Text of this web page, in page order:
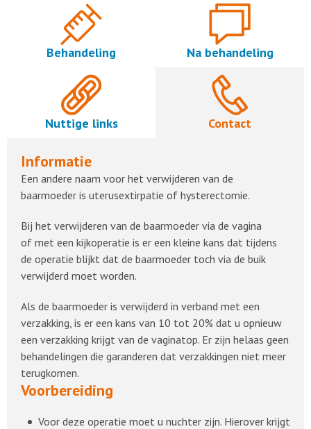
Behandeling Na behandeling
Nuttige links Contact
Informatie
Een andere naam voor het verwijderen van de
baarmoeder is uterusextirpatie of hysterectomie.
Bij het verwijderen van de baarmoeder via de vagina
of met een kijkoperatie is er een kleine kans dat tijdens
de operatie blijkt dat de baarmoeder toch via de buik
verwijderd moet worden.
Als de baarmoeder is verwijderd in verband met een
verzakking, is er een kans van 10 tot 20% dat u opnieuw
een verzakking krijgt van de vaginatop. Er zijn helaas geen
behandelingen die garanderen dat verzakkingen niet meer
terugkomen.
Voorbereiding
Voor deze operatie moet u nuchter zijn. Hierover krijgt